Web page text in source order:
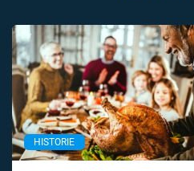
HISTORIE